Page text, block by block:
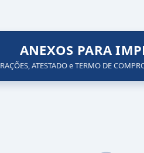
ANEXOS PARA
ATESTADO e TERMO DE